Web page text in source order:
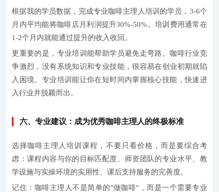
根据我的学员数据，完成专业咖啡主理人培训的学员，3-6个
月内平均能将咖啡店月利润提升30%-50%。培训费用通常在
1-2个月内就能通过提升的收入收回。
更重要的是，专业培训能帮助学员避免走弯路。咖啡行业竞
争激烈，没有系统知识和专业技能，很容易在创业初期就陷
入困境。专业培训能让你在短时间内掌握核心技能，快速进
入行业并脱颖而出。
六、专业建议：成为优秀咖啡主理人的终极标准
选择咖啡主理人培训课程，不要只看价格，而是要综合考
虑：课程内容与你的目标匹配度、师资团队的专业水平、教
学设施与实操环境的实用性、课后支持服务的完善度。
记住：咖啡主理人不是简单的"做咖啡"，而是一个需要专业